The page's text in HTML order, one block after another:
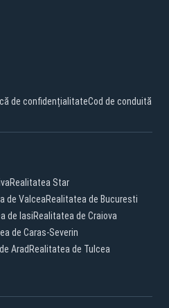
de confidențialitateCod de conduită
Realitatea Star
de ValceaRealitatea de Bucuresti
de IasiRealitatea de Craiova
de Caras-Severin
Arad Realitatea de Tulcea